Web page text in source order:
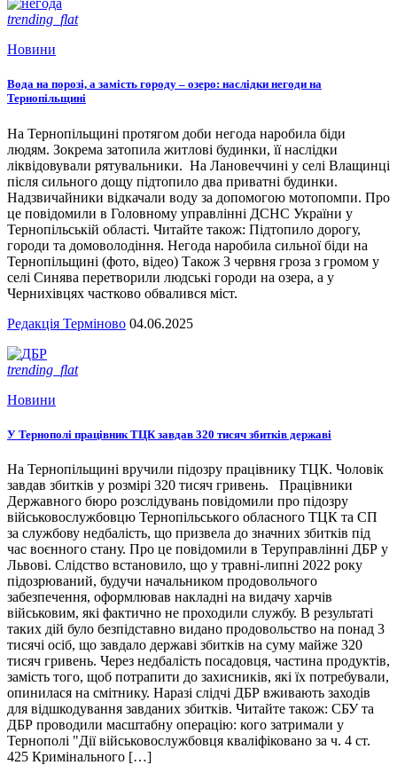
trending_flat
Новини
Вода на порозі, а замість городу – озеро: наслідки негоди на
Тернопільщині
На Тернопільщині протягом доби негода наробила біди
людям. Зокрема затопила житлові будинки, її наслідки
ліквідовували рятувальники. На Лановеччині у селі Влащинці
після сильного дощу підтопило два приватні будинки.
Надзвичайники відкачали воду за допомогою мотопомпи. Про
це повідомили в Головному управлінні ДСНС України у
Тернопільській області. Читайте також: Підтопило дорогу,
городи та домоволодіння. Негода наробила сильної біди на
Тернопільщині (фото, відео) Також 3 червня гроза з громом у
селі Синява перетворили людські городи на озера, а у
Чернихівцях частково обвалився міст.
Редакція Терміново 04.06.2025
trending_flat
Новини
У Тернополі працівник ТЦК завдав 320 тисяч збитків державі
На Тернопільщині вручили підозру працівнику ТЦК. Чоловік
завдав збитків у розмірі 320 тисяч гривень. Працівники
Державного бюро розслідувань повідомили про підозру
військовослужбовцю Тернопільського обласного ТЦК та СП
за службову недбалість, що призвела до значних збитків під
час воєнного стану. Про це повідомили в Теруправлінні ДБР у
Львові. Слідство встановило, що у травні-липні 2022 року
підозрюваний, будучи начальником продовольчого
забезпечення, оформлював накладні на видачу харчів
військовим, які фактично не проходили службу. В результаті
таких дій було безпідставно видано продовольство на понад 3
тисячі осіб, що завдало державі збитків на суму майже 320
тисяч гривень. Через недбалість посадовця, частина продуктів,
замість того, щоб потрапити до захисників, які їх потребували,
опинилася на смітнику. Наразі слідчі ДБР вживають заходів
для відшкодування завданих збитків. Читайте також: СБУ та
ДБР проводили масштабну операцію: кого затримали у
Тернополі "Дії військовослужбовця кваліфіковано за ч. 4 ст.
425 Кримінального […]